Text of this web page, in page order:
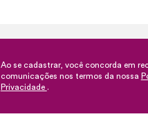
Ao se cadastrar, você concorda em
comunicações nos termos da nossa
Privacidade .